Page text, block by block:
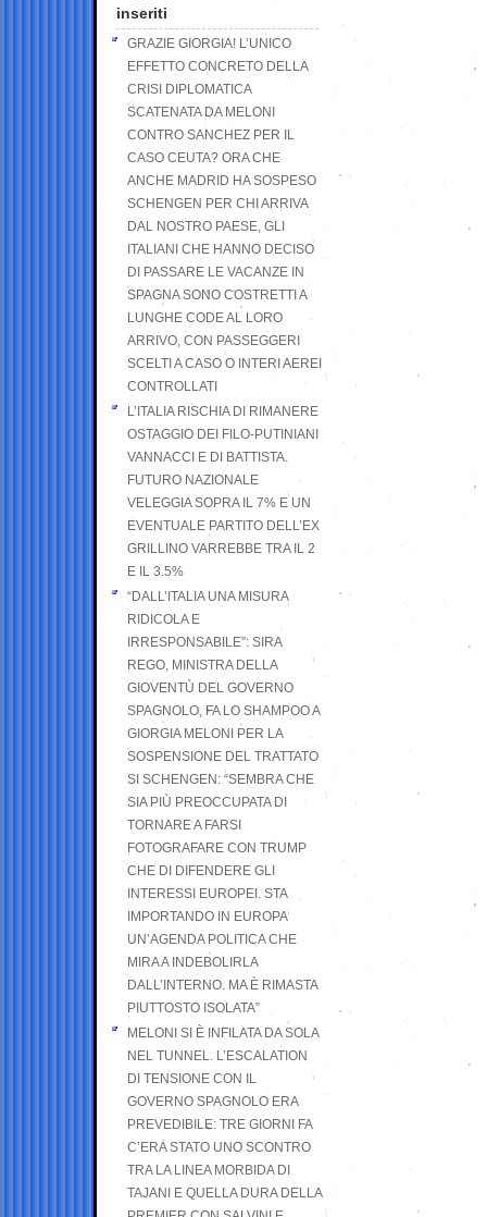
inseriti
GRAZIE GIORGIA! L’UNICO
EFFETTO CONCRETO DELLA
CRISI DIPLOMATICA
SCATENATA DA MELONI
CONTRO SANCHEZ PER IL
CASO CEUTA? ORA CHE
ANCHE MADRID HA SOSPESO
SCHENGEN PER CHI ARRIVA
DAL NOSTRO PAESE, GLI
ITALIANI CHE HANNO DECISO
DI PASSARE LE VACANZE IN
SPAGNA SONO COSTRETTI A
LUNGHE CODE AL LORO
ARRIVO, CON PASSEGGERI
SCELTI A CASO O INTERI AEREI
CONTROLLATI
L’ITALIA RISCHIA DI RIMANERE
OSTAGGIO DEI FILO-PUTINIANI
VANNACCI E DI BATTISTA.
FUTURO NAZIONALE
VELEGGIA SOPRA IL 7% E UN
EVENTUALE PARTITO DELL’EX
GRILLINO VARREBBE TRA IL 2
E IL 3.5%
“DALL’ITALIA UNA MISURA
RIDICOLA E
IRRESPONSABILE”: SIRA
REGO, MINISTRA DELLA
GIOVENTÙ DEL GOVERNO
SPAGNOLO, FA LO SHAMPOO A
GIORGIA MELONI PER LA
SOSPENSIONE DEL TRATTATO
SI SCHENGEN: “SEMBRA CHE
SIA PIÙ PREOCCUPATA DI
TORNARE A FARSI
FOTOGRAFARE CON TRUMP
CHE DI DIFENDERE GLI
INTERESSI EUROPEI. STA
IMPORTANDO IN EUROPA
UN’AGENDA POLITICA CHE
MIRA A INDEBOLIRLA
DALL’INTERNO. MA È RIMASTA
PIUTTOSTO ISOLATA”
MELONI SI È INFILATA DA SOLA
NEL TUNNEL. L’ESCALATION
DI TENSIONE CON IL
GOVERNO SPAGNOLO ERA
PREVEDIBILE: TRE GIORNI FA
C’ERA STATO UNO SCONTRO
TRA LA LINEA MORBIDA DI
TAJANI E QUELLA DURA DELLA